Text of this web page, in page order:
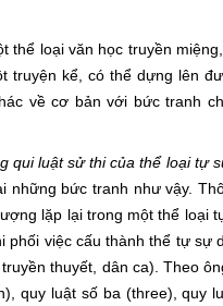
văn học truyền miệng,
kể, có thể dựng lên
về cơ bản với bức tranh
qui luật sử thi của thể loại tự
bức tranh như vậy.
lặp lại trong một thể loại
việc cấu thành thể tự sự
thuyết, dân ca). Theo
quy luật số ba (three), quy